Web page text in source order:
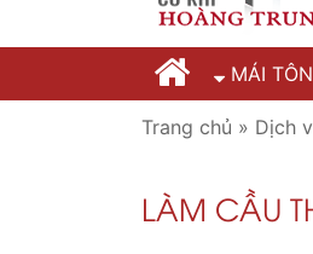
MÁI
Trang chủ » Dịch
LÀM CẦU